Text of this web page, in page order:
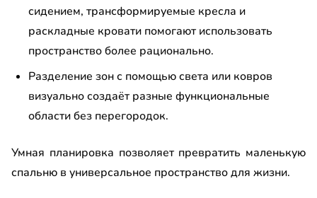
сидением, трансформируемые кресла и
раскладные кровати помогают использовать
пространство более рационально.
Разделение зон с помощью света или ковров
визуально создаёт разные функциональные
области без перегородок.
Умная планировка позволяет превратить маленькую
спальню в универсальное пространство для жизни.